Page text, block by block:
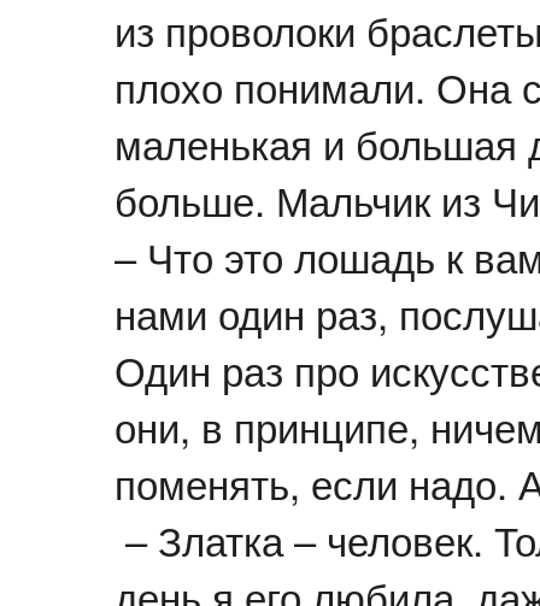
из проволоки
плохо понимали. Она
маленькая и большая
больше. Мальчик из
– Что это лошадь к
нами один раз,
Один раз про
они, в принципе,
поменять, если надо.
– Златка – человек.